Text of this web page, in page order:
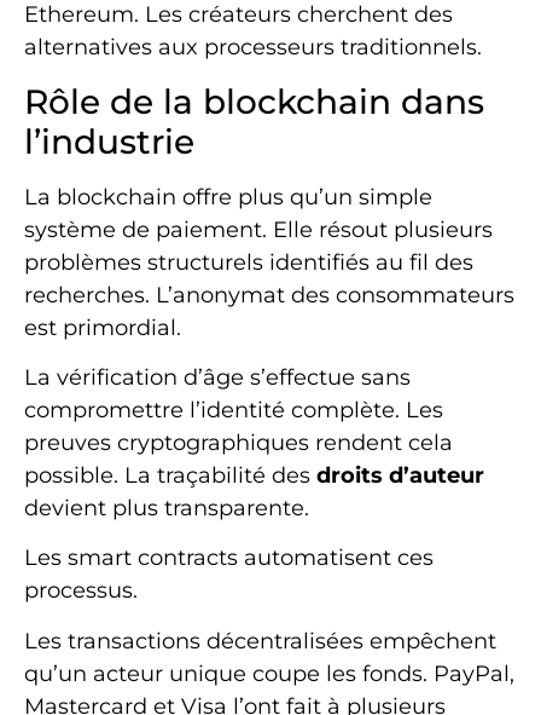
Ethereum. Les créateurs cherchent des
alternatives aux processeurs traditionnels.
Rôle de la blockchain dans
l’industrie
La blockchain offre plus qu’un simple
système de paiement. Elle résout plusieurs
problèmes structurels identifiés au fil des
recherches. L’anonymat des consommateurs
est primordial.
La vérification d’âge s’effectue sans
compromettre l’identité complète. Les
preuves cryptographiques rendent cela
possible. La traçabilité des droits d’auteur
devient plus transparente.
Les smart contracts automatisent ces
processus.
Les transactions décentralisées empêchent
qu’un acteur unique coupe les fonds. PayPal,
Mastercard et Visa l’ont fait à plusieurs